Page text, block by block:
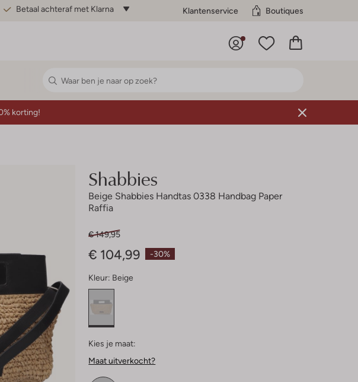
Betaal achteraf met Klarna Klantenservice Boutiques
korting!
Shabbies
Beige Shabbies Handtas 0338 Handbag Paper
Raffia
-30%
€ 149,95
€ 104,99
Kleur: Beige
Kies je maat:
Maat uitverkocht?